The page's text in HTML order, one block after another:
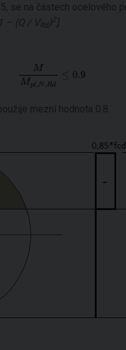
se na částech ocelového
– (Q / VRd) ].
mezní hodnota 0.8.